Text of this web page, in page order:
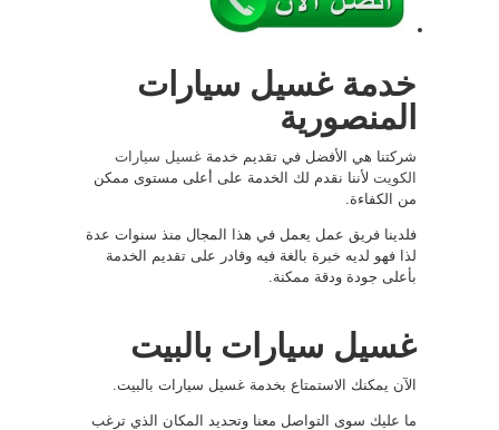
خدمة غسيل سيارات
المنصورية
شركتنا هي الأفضل في تقديم خدمة غسيل سيارات
الكويت لأننا نقدم لك الخدمة على أعلى مستوى ممكن
من الكفاءة.
فلدينا فريق عمل يعمل في هذا المجال منذ سنوات عدة
لذا فهو لديه خبرة بالغة فيه وقادر على تقديم الخدمة
بأعلى جودة ودقة ممكنة.
غسيل سيارات بالبيت
الآن يمكنك الاستمتاع بخدمة غسيل سيارات بالبيت.
ما عليك سوى التواصل معنا وتحديد المكان الذي ترغب